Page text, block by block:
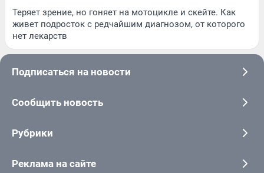
Теряет зрение, но гоняет на мотоцикле и скейте. Как
живет подросток с редчайшим диагнозом, от которого
нет лекарств
Подписаться на новости
Сообщить новость
Рубрики
Реклама на сайте